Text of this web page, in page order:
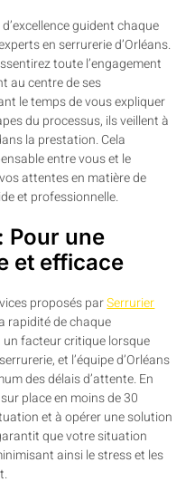
guident chaque
en serrurerie d’Orléans.
toute l’engagement
au centre de ses
le temps de vous expliquer
du processus, ils veillent à
la prestation. Cela
entre vous et le
attentes en matière de
et professionnelle.
Pour une
et efficace
proposés parSerrurier
rapidité de chaque
facteur critique lorsque
et l’équipe d’Orléans
des délais d’attente. En
place en moins de 30
et à opérer une solution
que votre situation
ainsi le stress et les